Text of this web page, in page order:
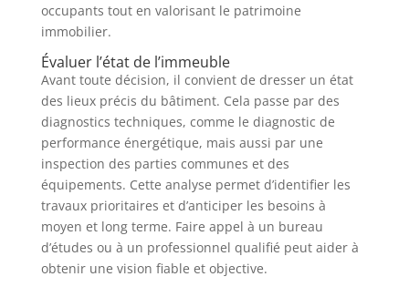
occupants tout en valorisant le patrimoine
immobilier.
Évaluer l’état de l’immeuble
Avant toute décision, il convient de dresser un état
des lieux précis du bâtiment. Cela passe par des
diagnostics techniques, comme le diagnostic de
performance énergétique, mais aussi par une
inspection des parties communes et des
équipements. Cette analyse permet d’identifier les
travaux prioritaires et d’anticiper les besoins à
moyen et long terme. Faire appel à un bureau
d’études ou à un professionnel qualifié peut aider à
obtenir une vision fiable et objective.